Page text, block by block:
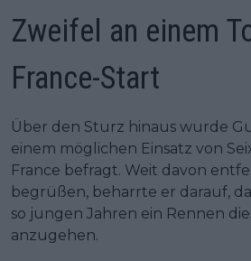
Zweifel an einem
France-Start
Über den Sturz hinaus wurde
einem möglichen Einsatz von
France befragt. Weit davon
begrüßen, beharrte er darauf,
so jungen Jahren ein Rennen
anzugehen.